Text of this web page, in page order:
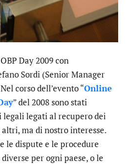
Day 2009 con
Sordi (Senior Manager
corso dell’evento “Online
” del 2008 sono stati
legati al recupero dei
ma di nostro interesse.
le dispute e le procedure
per ogni paese, o le